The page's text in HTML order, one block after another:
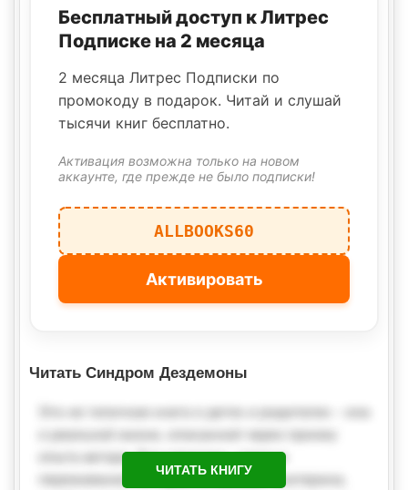
Бесплатный доступ к Литрес
Подписке на 2 месяца
2 месяца Литрес Подписки по
промокоду в подарок. Читай и слушай
тысячи книг бесплатно.
Активация возможна только на новом
аккаунте, где прежде не было подписки!
ALLBOOKS60
Активировать
Читать Синдром Дездемоны
ЧИТАТЬ КНИГУ